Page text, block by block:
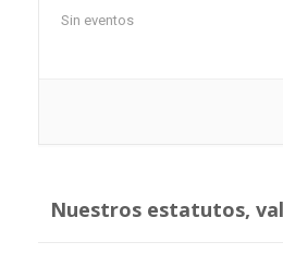
Sin eventos
Nuestros estatutos,